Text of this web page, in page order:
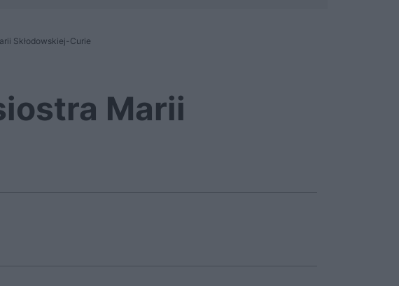
Skłodowskiej-Curie
Marii